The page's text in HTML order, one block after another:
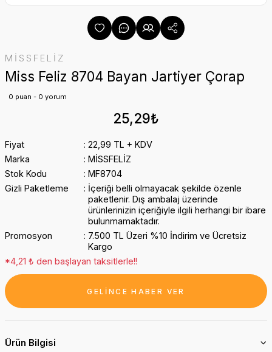
MİSSFELİZ
Miss Feliz 8704 Bayan Jartiyer Çorap
0 puan - 0 yorum
25,29₺
Fiyat
22,99 TL + KDV
Marka
MİSSFELİZ
Stok Kodu
MF8704
Gizli Paketleme
İçeriği belli olmayacak şekilde özenle
paketlenir. Dış ambalaj üzerinde
ürünlerinizin içeriğiyle ilgili herhangi bir ibare
bulunmamaktadır.
Promosyon
7.500 TL Üzeri %10 İndirim ve Ücretsiz
Kargo
*4,21 ₺ den başlayan taksitlerle!!
GELİNCE HABER VER
Ürün Bilgisi